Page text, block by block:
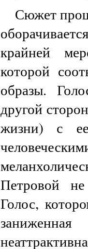
Сюжет
крайней
которой
образы.
другой
жизни) с
Петровой
Голос,